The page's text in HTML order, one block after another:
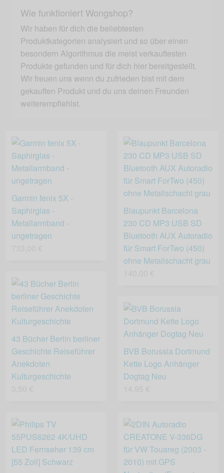
Wie funktioniert Wongshop?
Wir haben für dich die beliebtesten
Produktkategorien analysiert und so über einen
besondern Algorithmus die meist verkauftesten
Produkte gefunden und für dich hier bereitgestellt.
Wir freuen uns wenn du zufrieden bist mit dem
gekauften Produkt und du uns deinen Freunden
weiterempfiehlst.
Garmin fenix 5X -
Saphirglas -
Metallarmband -
ungetragen
Blaupunkt Barcelona
230 CD MP3 USB SD
Bluetooth AUX Autoradio
für Smart ForTwo (450)
ohne Metallschacht grau
43 Bücher Berlin berliner
Geschichte Reiseführer
Anekdoten
Kulturgeschichte
BVB Borussia Dortmund
Kette Logo Anhänger
Dogtag Neu